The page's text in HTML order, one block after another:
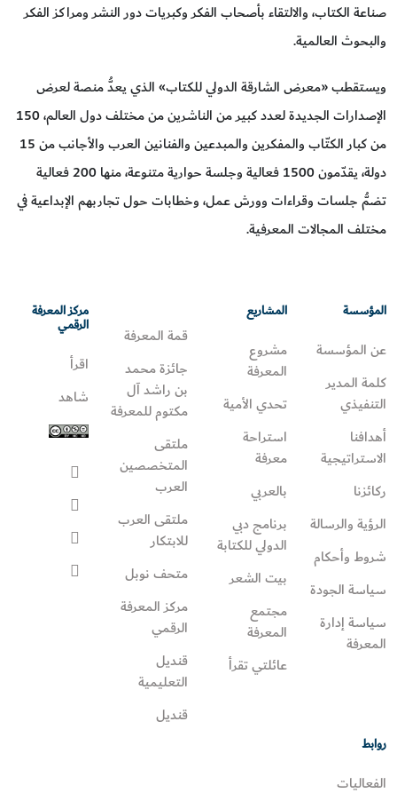
صناعة الكتاب، والالتقاء بأصحاب الفكر وكبريات دور النشر ومراكز الفكر
والبحوث العالمية.
ويستقطب «معرض الشارقة الدولي للكتاب» الذي يعدُّ منصة لعرض
الإصدارات الجديدة لعدد كبير من الناشرين من مختلف دول العالم، 150
من كبار الكتّاب والمفكرين والمبدعين والفنانين العرب والأجانب من 15
دولة، يقدّمون 1500 فعالية وجلسة حوارية متنوعة، منها 200 فعالية
تضمُّ جلسات وقراءات وورش عمل، وخطابات حول تجاربهم الإبداعية في
مختلف المجالات المعرفية.
المؤسسة
عن المؤسسة
كلمة المدير
التنفيذي
أهدافنا
الاستراتيجية
ركائزنا
الرؤية والرسالة
شروط وأحكام
سياسة الجودة
سياسة إدارة
المعرفة
المشاريع
مشروع
المعرفة
تحدي الأمية
استراحة
معرفة
بالعربي
برنامج دبي
الدولي للكتابة
بيت الشعر
مجتمع
المعرفة
عائلتي تقرأ‎
قمة المعرفة
جائزة محمد
بن راشد آل
مكتوم للمعرفة
ملتقى
المتخصصين
العرب
ملتقى العرب
للابتكار
متحف نوبل
مركز المعرفة
الرقمي
قنديل
التعليمية
قنديل
مركز المعرفة
الرقمي
اقرأ
شاهد
روابط
الفعاليات